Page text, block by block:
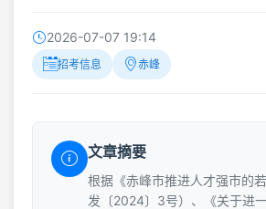
2026-07-07 19:14
招考信息 赤峰
文章摘要
根据《赤峰市推进人才强市的
发〔2024〕3号）、《关于进